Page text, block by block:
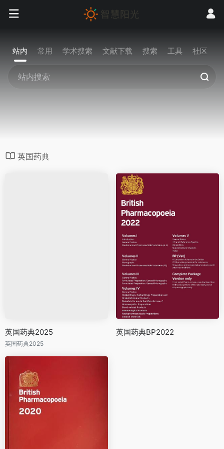
站内 常用 学术搜索 文献下载 搜索 工具 社区
英国药典
英国药典2025
英国药典2025
英国药典BP2022